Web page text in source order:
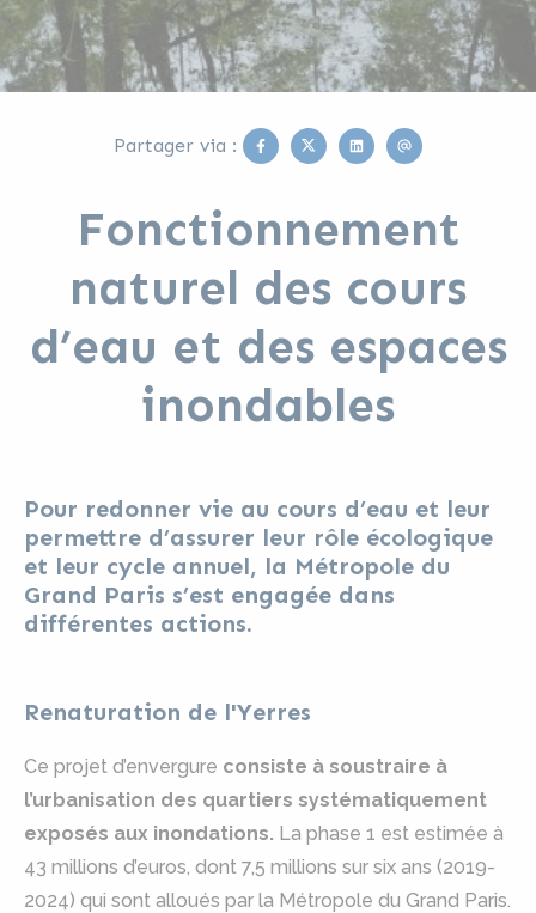
Partager via : Facebook
TwitterLinkedinEmail
Fonctionnement
naturel des cours
d’eau et des espaces
inondables
Pour redonner vie au cours d’eau et leur
permettre d’assurer leur rôle écologique
et leur cycle annuel, la Métropole du
Grand Paris s’est engagée dans
différentes actions.
Renaturation de l'Yerres
Ce projet d’envergure consiste à soustraire à
l’urbanisation des quartiers systématiquement
exposés aux inondations. La phase 1 est estimée à
43 millions d’euros, dont 7,5 millions sur six ans (2019-
2024) qui sont alloués par la Métropole du Grand Paris.